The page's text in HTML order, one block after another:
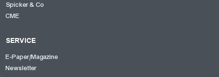
Spicker & Co
CME
SERVICE
E-Paper/Magazine
Newsletter